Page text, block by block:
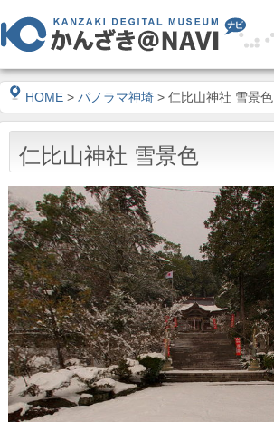
HOME > パノラマ神埼 > 仁比山神社 雪景色
仁比山神社 雪景色